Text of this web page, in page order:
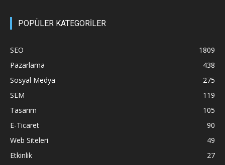
POPÜLER KATEGORİLER
SEO
1809
Pazarlama
438
Sosyal Medya
275
SEM
119
Tasarım
105
E-Ticaret
90
Web Siteleri
49
Etkinlik
27